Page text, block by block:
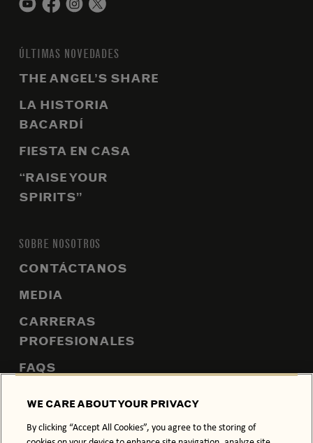
ÚLTIMAS NOVEDADES
THE ANGEL’S SHARE
LA HISTORIA
BACARDÍ
FIESTA EN CASA
“RAISE YOUR
SPIRITS”
SOBRE NOSOTROS
CONTÁCTANOS
MEDIA
CARRERAS
PROFESIONALES
FAQS
WE CARE ABOUT YOUR PRIVACY
By clicking “Accept All Cookies”, you agree to the storing of